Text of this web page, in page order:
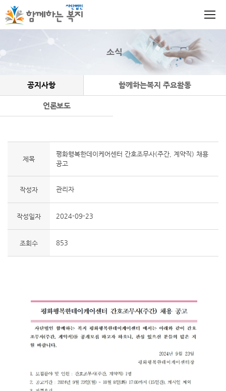
소식
공지사항 함께하는복지 주요활동
언론보도
제목
평화행복한데이케어센터 간호조무사(주간, 계약직) 채용
공고
작성자 관리자
작성일자 2024-09-23
조회수 853